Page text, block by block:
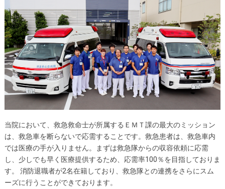
当院において、救急救命士が所属するＥＭＴ課の最大のミッション
は、救急車を断らないで応需することです。救急患者は、救急車内
では医療の手が入りません。まずは救急隊からの収容依頼に応需
し、少しでも早く医療提供するため、応需率100％を目指しておりま
す。 消防退職者が2名在籍しており、救急隊との連携をさらにスム
ーズに行うことができております。